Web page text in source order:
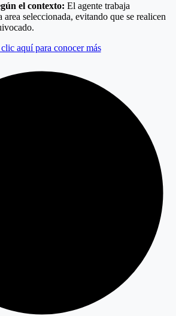
el contexto: El agente trabaja
seleccionada, evitando que se realicen
aquí para conocer más